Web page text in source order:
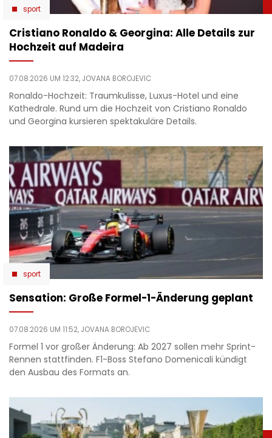
sport
Cristiano Ronaldo & Georgina: Alle Details zur
Hochzeit auf Madeira
07.08.2026 UM 12:32, JOVANA BOROJEVIC
Ronaldo-Hochzeit: Traumkulisse, Luxus-Hotel und eine
Kathedrale. Rund um die Hochzeit von Cristiano Ronaldo
und Georgina kursieren spektakuläre Details.
sport
Sensation: Große Formel-1-Änderung geplant
07.08.2026 UM 11:52, JOVANA BOROJEVIC
Formel 1 vor großer Änderung: Ab 2027 sollen mehr Sprint-
Rennen stattfinden. F1-Boss Stefano Domenicali kündigt
den Ausbau des Formats an.